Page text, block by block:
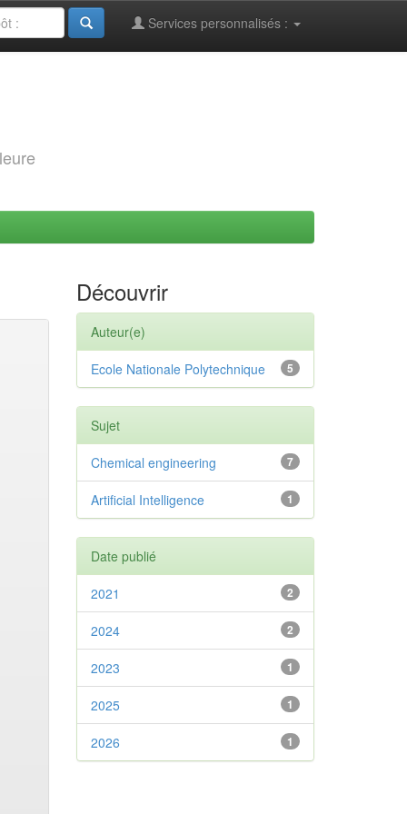
Services personnalisés :
Découvrir
Auteur(e)
5
Ecole Nationale Polytechnique
Sujet
7
Chemical engineering
1
Artificial Intelligence
Date publié
2
2021
2
2024
1
2023
1
2025
1
2026